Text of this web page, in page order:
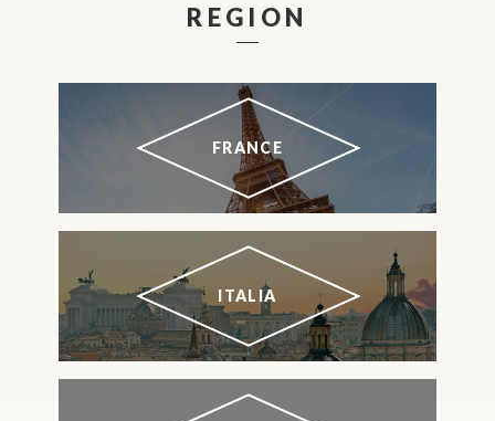
REGION
FRANCE
ITALIA